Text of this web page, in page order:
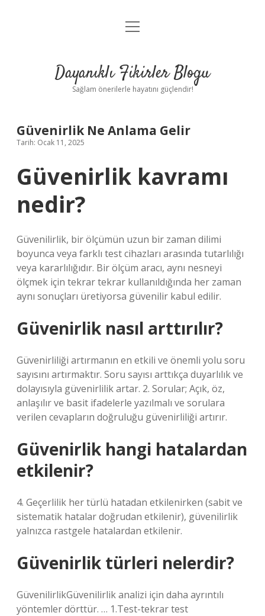
Anasayfa
Yasal Uyarı
menüyü
Dayanıklı Fikirler Blogu
Sağlam önerilerle hayatını güçlendir!
Güvenirlik Ne Anlama Gelir
Tarih: Ocak 11, 2025
Güvenirlik kavramı
nedir?
Güvenilirlik, bir ölçümün uzun bir zaman dilimi
boyunca veya farklı test cihazları arasında tutarlılığı
veya kararlılığıdır. Bir ölçüm aracı, aynı nesneyi
ölçmek için tekrar tekrar kullanıldığında her zaman
aynı sonuçları üretiyorsa güvenilir kabul edilir.
Güvenirlik nasıl arttırılır?
Güvenirliliği artırmanın en etkili ve önemli yolu soru
sayısını artırmaktır. Soru sayısı arttıkça duyarlılık ve
dolayısıyla güvenirlilik artar. 2. Sorular; Açık, öz,
anlaşılır ve basit ifadelerle yazılmalı ve sorulara
verilen cevapların doğruluğu güvenirliliği artırır.
Güvenirlik hangi hatalardan
etkilenir?
4. Geçerlilik her türlü hatadan etkilenirken (sabit ve
sistematik hatalar doğrudan etkilenir), güvenilirlik
yalnızca rastgele hatalardan etkilenir.
Güvenirlik türleri nelerdir?
GüvenilirlikGüvenilirlik analizi için daha ayrıntılı
yöntemler dörttür. … 1.Test-tekrar test